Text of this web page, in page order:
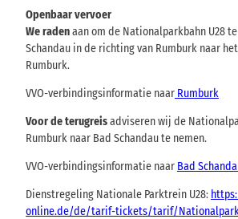
Openbaar vervoer
We radenaan om de Nationalparkbahn U28
Schandau in de richting van Rumburk naar
Rumburk.
VVO-verbindingsinformatie naar Rumburk
Voor de terugreisadviseren wij de
Rumburk naar Bad Schandau te nemen.
VVO-verbindingsinformatie naar Bad
Dienstregeling Nationale Parktrein U28:
online.de/de/tarif-tickets/tarif/